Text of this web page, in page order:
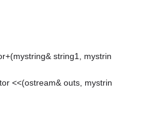
string1, mystrin
<<(ostream& outs, mystrin